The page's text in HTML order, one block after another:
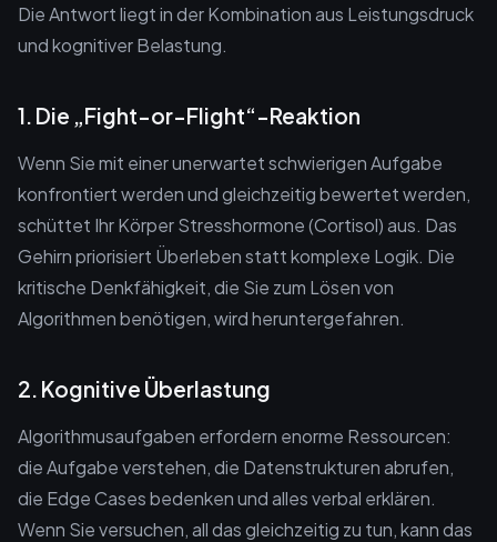
Die Antwort liegt in der Kombination aus Leistungsdruck
und kognitiver Belastung.
1. Die „Fight-or-Flight“-Reaktion
Wenn Sie mit einer unerwartet schwierigen Aufgabe
konfrontiert werden und gleichzeitig bewertet werden,
schüttet Ihr Körper Stresshormone (Cortisol) aus. Das
Gehirn priorisiert Überleben statt komplexe Logik. Die
kritische Denkfähigkeit, die Sie zum Lösen von
Algorithmen benötigen, wird heruntergefahren.
2. Kognitive Überlastung
Algorithmusaufgaben erfordern enorme Ressourcen:
die Aufgabe verstehen, die Datenstrukturen abrufen,
die Edge Cases bedenken und alles verbal erklären.
Wenn Sie versuchen, all das gleichzeitig zu tun, kann das